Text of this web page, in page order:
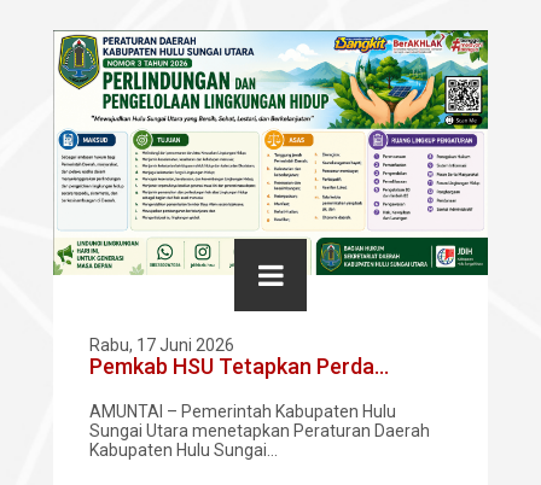
Rabu, 17 Juni 2026
Pemkab HSU Tetapkan Perda...
AMUNTAI – Pemerintah Kabupaten Hulu
Sungai Utara menetapkan Peraturan Daerah
Kabupaten Hulu Sungai...